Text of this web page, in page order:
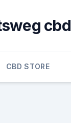
cbd
CBD STORE